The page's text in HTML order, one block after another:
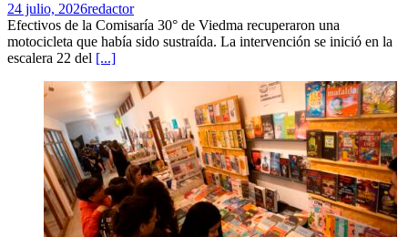
24 julio, 2026redactor
Efectivos de la Comisaría 30° de Viedma recuperaron una
motocicleta que había sido sustraída. La intervención se inició en la
escalera 22 del [...]